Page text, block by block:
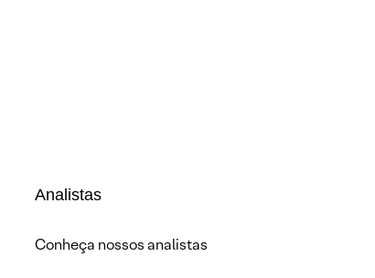
Analistas
Conheça nossos analistas